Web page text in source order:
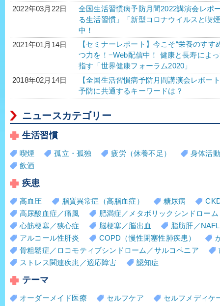
2022年03月22日
全国生活習慣病予防月間2022講演会レポ
る生活習慣」「新型コロナウイルスと喫
中！
2021年01月14日
【セミナーレポート】今こそ“栄養のす
つ力を！−Web配信中！ 健康と長寿によ
指す「世界健康フォーラム2020」
2018年02月14日
【全国生活習慣病予防月間講演会レポー
予防に共通するキーワードは？
ニュースカテゴリー
生活習慣
喫煙 孤立・孤独 疲労（休養不足）
身体活
飲酒
疾患
高血圧 脂質異常症（高脂血症） 糖尿病
高尿酸血症／痛風
肥満症／メタボリックシンドローム
心筋梗塞／狭心症
脳梗塞／脳出血
脂肪肝／
アルコール性肝炎
COPD（慢性閉塞性肺疾患）
骨粗鬆症／ロコモティブシンドローム／サルコペニア
ストレス関連疾患／適応障害
認知症
テーマ
オーダーメイド医療 セルフケア
セルフメディケ